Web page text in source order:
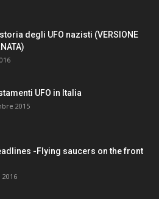
degli UFO nazisti (VERSIONE
UFO in Italia
2015
-Flying saucers on the front